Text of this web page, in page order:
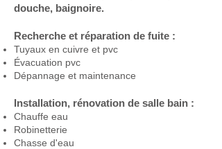
douche, baignoire.
Recherche et réparation de fuite :
Tuyaux en cuivre et pvc
Évacuation pvc
Dépannage et maintenance
Installation, rénovation de salle bain :
Chauffe eau
Robinetterie
Chasse d'eau